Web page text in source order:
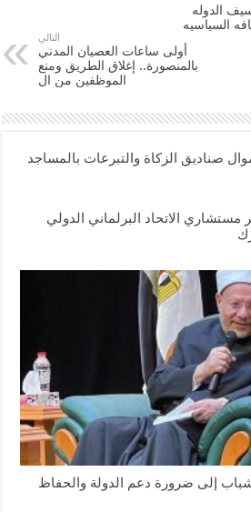
الدوله
السياسيه
التالي
أولى ساعات العصيان المدني
بالمنصورة.. إغلاق الطريق ومنع
الموظفين من ال
صناديق الزكاة والتبرعات بالمساجد
مستشاري الاتحاد البرلماني الدولي
إلى ضرورة دعم الدولة والحفاظ